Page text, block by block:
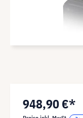
948,90 €*